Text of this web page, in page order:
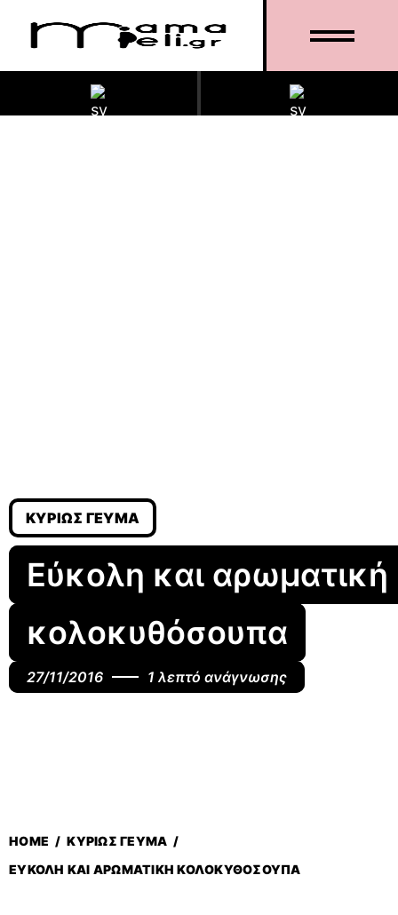
ΚΥΡΊΩΣ ΓΕΎΜΑ
Εύκολη και αρωματική
κολοκυθόσουπα
27/11/2016 1 λεπτό ανάγνωσης
HOME / ΚΥΡΊΩΣ ΓΕΎΜΑ /
ΕΎΚΟΛΗ ΚΑΙ ΑΡΩΜΑΤΙΚΉ ΚΟΛΟΚΥΘΌΣΟΥΠΑ